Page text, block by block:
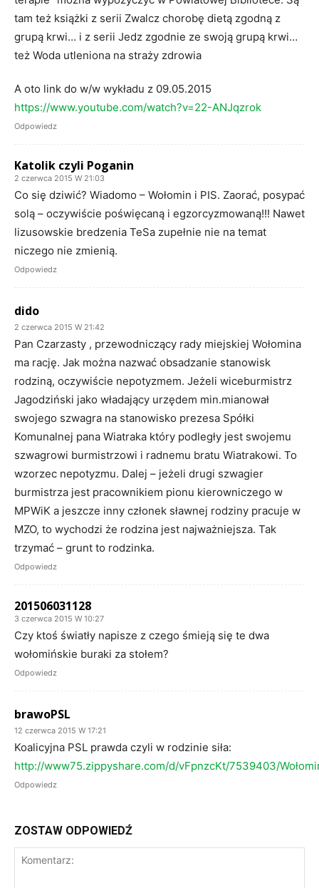
tam też książki z serii Zwalcz chorobę dietą zgodną z
grupą krwi… i z serii Jedz zgodnie ze swoją grupą krwi…
też Woda utleniona na straży zdrowia
A oto link do w/w wykładu z 09.05.2015
https://www.youtube.com/watch?v=22-ANJqzrok
Odpowiedz
Katolik czyli Poganin
2 czerwca 2015 W 21:03
Co się dziwić? Wiadomo – Wołomin i PIS. Zaorać, posypać
solą – oczywiście poświęcaną i egzorcyzmowaną!!! Nawet
lizusowskie bredzenia TeSa zupełnie nie na temat
niczego nie zmienią.
Odpowiedz
dido
2 czerwca 2015 W 21:42
Pan Czarzasty , przewodniczący rady miejskiej Wołomina
ma rację. Jak można nazwać obsadzanie stanowisk
rodziną, oczywiście nepotyzmem. Jeżeli wiceburmistrz
Jagodziński jako władający urzędem min.mianował
swojego szwagra na stanowisko prezesa Spółki
Komunalnej pana Wiatraka który podległy jest swojemu
szwagrowi burmistrzowi i radnemu bratu Wiatrakowi. To
wzorzec nepotyzmu. Dalej – jeżeli drugi szwagier
burmistrza jest pracownikiem pionu kierowniczego w
MPWiK a jeszcze inny członek sławnej rodziny pracuje w
MZO, to wychodzi że rodzina jest najważniejsza. Tak
trzymać – grunt to rodzinka.
Odpowiedz
201506031128
3 czerwca 2015 W 10:27
Czy ktoś światły napisze z czego śmieją się te dwa
wołomińskie buraki za stołem?
Odpowiedz
brawoPSL
12 czerwca 2015 W 17:21
Koalicyjna PSL prawda czyli w rodzinie siła:
http://www75.zippyshare.com/d/vFpnzcKt/7539403/
Odpowiedz
ZOSTAW ODPOWIEDŹ